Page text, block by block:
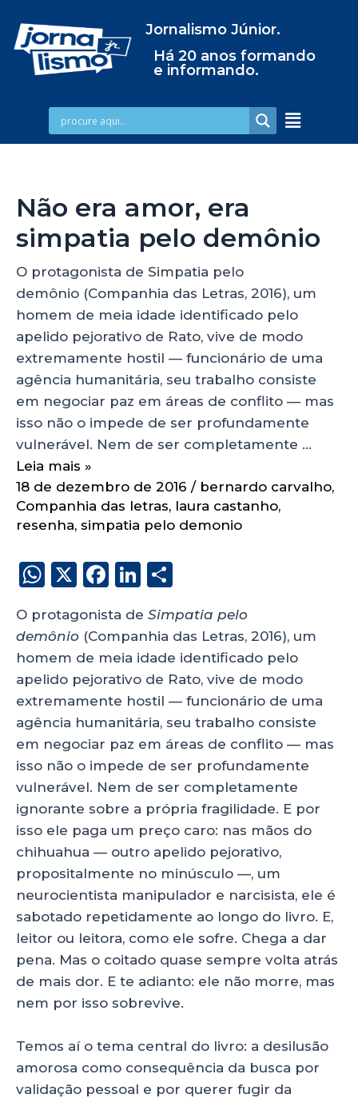
Jornalismo Júnior.
Há 20 anos formando
e informando.
Não era amor, era
simpatia pelo demônio
O protagonista de Simpatia pelo
demônio (Companhia das Letras, 2016), um
homem de meia idade identificado pelo
apelido pejorativo de Rato, vive de modo
extremamente hostil — funcionário de uma
agência humanitária, seu trabalho consiste
em negociar paz em áreas de conflito — mas
isso não o impede de ser profundamente
vulnerável. Nem de ser completamente …
Leia mais »
18 de dezembro de 2016 / bernardo carvalho,
Companhia das letras, laura castanho,
resenha, simpatia pelo demonio
W
a
ts
A
p
p
X
F
c
e
b
o
o
k
Li
k
e
dI
n
a
re
O protagonista de Simpatia pelo
demônio (Companhia das Letras, 2016), um
homem de meia idade identificado pelo
apelido pejorativo de Rato, vive de modo
extremamente hostil — funcionário de uma
agência humanitária, seu trabalho consiste
em negociar paz em áreas de conflito — mas
isso não o impede de ser profundamente
vulnerável. Nem de ser completamente
ignorante sobre a própria fragilidade. E por
isso ele paga um preço caro: nas mãos do
chihuahua — outro apelido pejorativo,
propositalmente no minúsculo —, um
neurocientista manipulador e narcisista, ele é
sabotado repetidamente ao longo do livro. E,
leitor ou leitora, como ele sofre. Chega a dar
pena. Mas o coitado quase sempre volta atrás
de mais dor. E te adianto: ele não morre, mas
nem por isso sobrevive.
Temos aí o tema central do livro: a desilusão
amorosa como consequência da busca por
validação pessoal e por querer fugir da